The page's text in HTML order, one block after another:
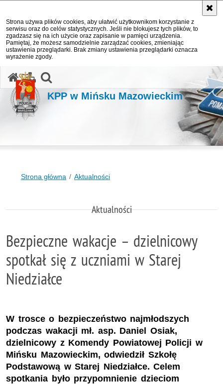
Strona używa plików cookies, aby ułatwić użytkownikom korzystanie z
serwisu oraz do celów statystycznych. Jeśli nie blokujesz tych plików, to
zgadzasz się na ich użycie oraz zapisanie w pamięci urządzenia.
Pamiętaj, że możesz samodzielnie zarządzać cookies, zmieniając
ustawienia przeglądarki. Brak zmiany ustawienia przeglądarki oznacza
wyrażenie zgody.
KPP w Mińsku Mazowieckim
Strona główna Aktualności
Aktualności
Bezpieczne wakacje – dzielnicowy
spotkał się z uczniami w Starej
Niedziałce
W trosce o bezpieczeństwo najmłodszych
podczas wakacji mł. asp. Daniel Osiak,
dzielnicowy z Komendy Powiatowej Policji w
Mińsku Mazowieckim, odwiedził Szkołę
Podstawową w Starej Niedziałce. Celem
spotkania było przypomnienie dzieciom